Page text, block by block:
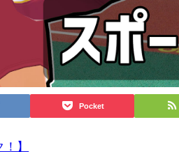
Pocket
】